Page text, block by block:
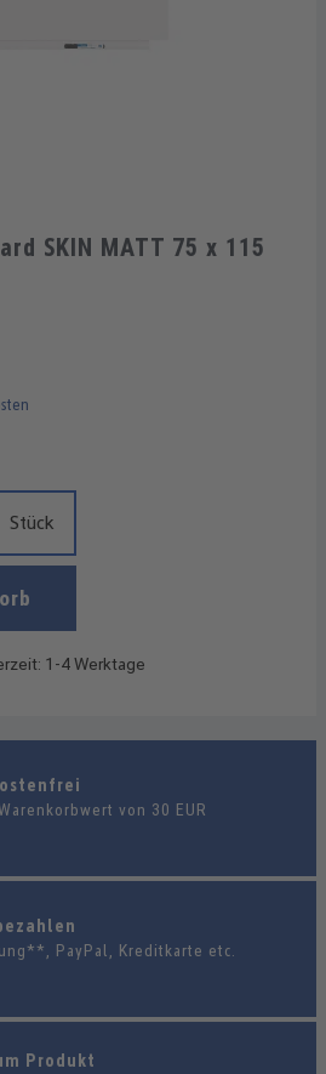
SKIN MATT 75 x 115
Stück
1-4 Werktage
von 30 EUR
PayPal, Kreditkarte etc.
Produkt